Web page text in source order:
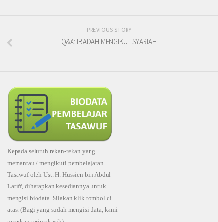
PREVIOUS STORY
Q&A: IBADAH MENGIKUT SYARIAH
Kepada seluruh rekan-rekan yang
memantau / mengikuti pembelajaran
Tasawuf oleh Ust. H. Hussien bin Abdul
Latiff, diharapkan kesediannya untuk
mengisi biodata. Silakan klik tombol di
atas. (Bagi yang sudah mengisi data, kami